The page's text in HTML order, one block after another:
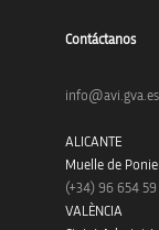
Contáctanos
info@avi.gva.es
ALICANTE
Muelle de
(+34) 96 654 59
VALÈNCIA